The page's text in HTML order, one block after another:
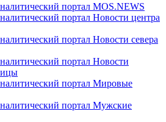
портал MOS.NEWS
портал Новости центра
портал Новости севера
портал Новости
портал Мировые
портал Мужские